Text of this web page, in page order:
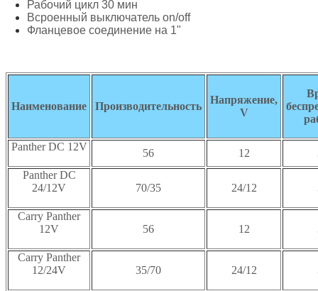
Рабочий цикл 30 мин
Всроенный выключатель on/off
Фланцевое соединение на 1"
Наименование Производительность
Напряжение,
V
Panther DC 12V
56 12
Panther DC
24/12V
70/35 24/12
Carry Panther
12V
56 12
Carry Panther
12/24V
35/70 24/12